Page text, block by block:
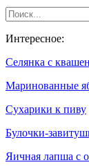
Интересное:
Селянка с
Маринованные
Сухарики к пиву
Булочки-
Яичная лапша с